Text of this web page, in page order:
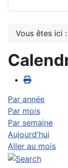
Vous êtes ici :
Par année
Par mois
Par semaine
Aujourd'hui
Aller au mois